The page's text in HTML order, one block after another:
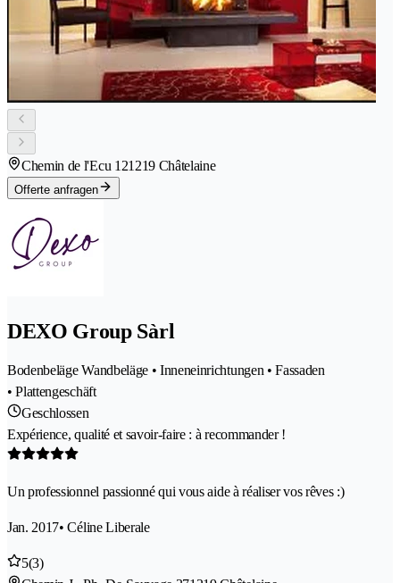
Chemin de l'Ecu 121219 Châtelaine
Offerte anfragen
DEXO Group Sàrl
Bodenbeläge Wandbeläge • Inneneinrichtungen • Fassaden
• Plattengeschäft
Geschlossen
Expérience, qualité et savoir-faire : à recommander !
Un professionnel passionné qui vous aide à réaliser vos rêves :)
Jan. 2017• Céline Liberale
5(3)